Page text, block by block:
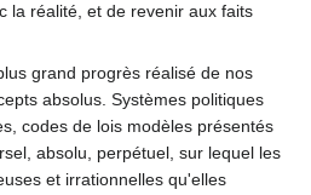
la réalité, et de revenir aux faits
grand progrès réalisé de nos
absolus. Systèmes politiques
codes de lois modèles présentés
absolu, perpétuel, sur lequel les
et irrationnelles qu'elles